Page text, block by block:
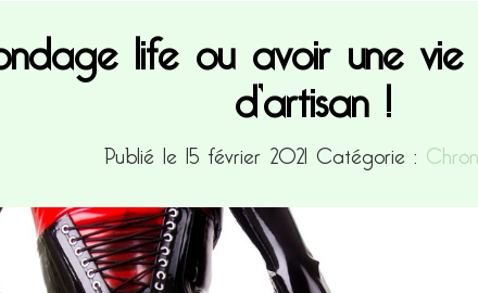
life ou avoir une
d’artisan !
Publié le 15 février 2021 Catégorie :